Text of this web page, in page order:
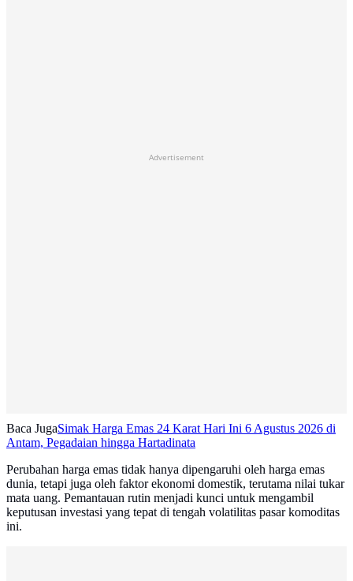
Advertisement
Baca JugaSimak Harga Emas 24 Karat Hari Ini 6 Agustus 2026 di
Antam, Pegadaian hingga Hartadinata
Perubahan harga emas tidak hanya dipengaruhi oleh harga emas
dunia, tetapi juga oleh faktor ekonomi domestik, terutama nilai tukar
mata uang. Pemantauan rutin menjadi kunci untuk mengambil
keputusan investasi yang tepat di tengah volatilitas pasar komoditas
ini.